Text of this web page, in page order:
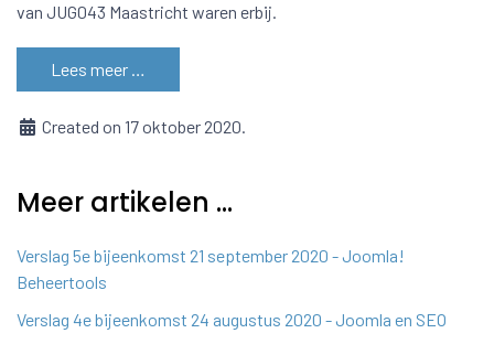
van JUG043 Maastricht waren erbij.
Lees meer …
Created on 17 oktober 2020.
Meer artikelen …
Verslag 5e bijeenkomst 21 september 2020 - Joomla!
Beheertools
Verslag 4e bijeenkomst 24 augustus 2020 - Joomla en SEO